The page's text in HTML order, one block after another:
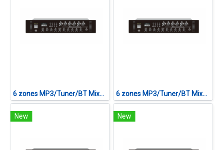
6 zones MP3/Tuner/BT Mixer Amplifier CVTA-480F II 6 zones MP3/Tuner/BT Mixer Amplifier CVTA-240F II
New New